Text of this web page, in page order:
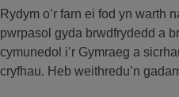
Rydym o’r farn ei fod yn warth
pwrpasol gyda brwdfrydedd a
cymunedol i’r Gymraeg a
cryfhau. Heb weithredu’n